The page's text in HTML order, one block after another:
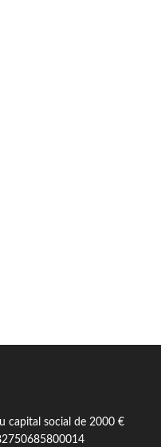
capital social de 2000 €